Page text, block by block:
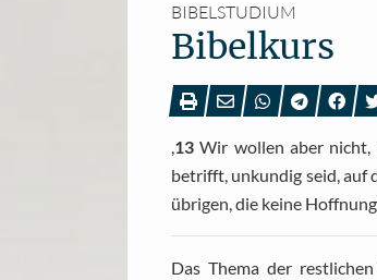
BIBELSTUDIUM
Bibelkurs
,13 Wir wollen aber nicht,
betrifft, unkundig seid, auf
übrigen, die keine
Das Thema der